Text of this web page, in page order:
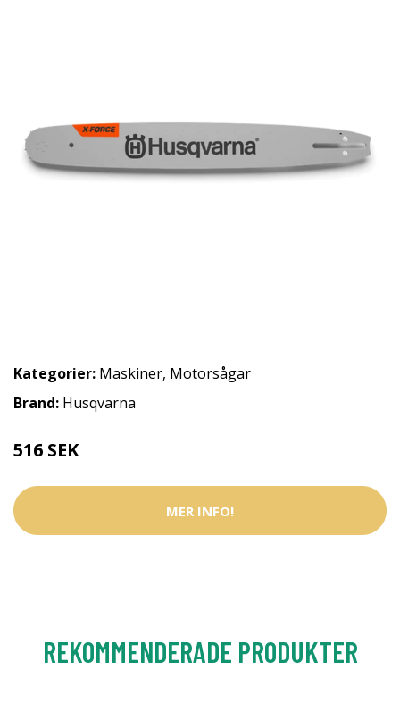
Kategorier: Maskiner, Motorsågar
Brand: Husqvarna
516 SEK
MER INFO!
REKOMMENDERADE PRODUKTER